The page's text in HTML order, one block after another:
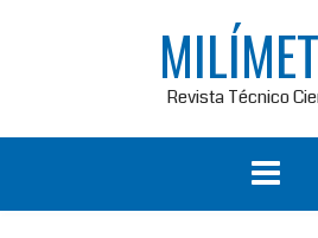
Revista Técnico